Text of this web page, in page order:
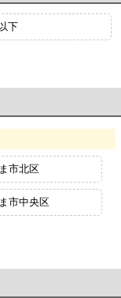
下
市北区
市中央区